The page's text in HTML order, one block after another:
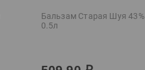
Бальзам Старая Шуя 43%
0.5л